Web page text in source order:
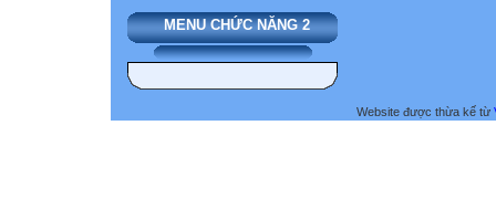
MENU CHỨC NĂNG 2
Website được thừa kế từ